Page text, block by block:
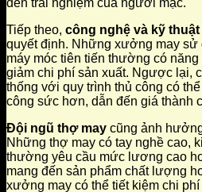
đến trải nghiệm của người mặc.
Tiếp theo, công nghệ và kỹ thuật
quyết định. Những xưởng may sử
máy móc tiên tiến thường có
giảm chi phí sản xuất. Ngược lại,
thống với quy trình thủ công có
công sức hơn, dẫn đến giá thành
Đội ngũ thợ may cũng ảnh
Những thợ may có tay nghề cao,
thường yêu cầu mức lương cao
mang đến sản phẩm chất lượng
xưởng may có thể tiết kiệm chi